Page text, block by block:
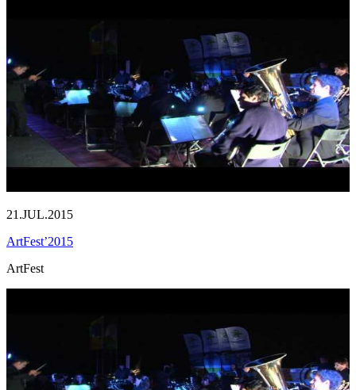
21.JUL.2015
ArtFest’2015
ArtFest